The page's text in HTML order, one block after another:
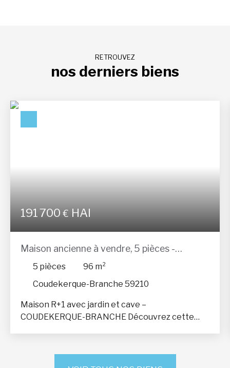
RETROUVEZ
nos derniers biens
191 700€HAI
Maison ancienne à vendre, 5 pièces -
Coudekerque-Branche 59210
5 pièces 96 m²
Coudekerque-Branche 59210
Maison R+1 avec jardin et cave –
COUDEKERQUE-BRANCHE Découvrez cette
vie agréable. Les atouts du bien : Espace nuit : 3